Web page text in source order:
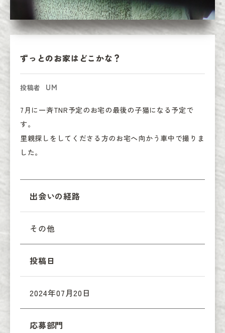
ずっとのお家はどこかな？
投稿者 UM
7月に一斉TNR予定のお宅の最後の子猫になる予定で
す。
里親探しをしてくださる方のお宅へ向かう車中で撮りま
した。
出会いの経路
その他
投稿日
2024年07月20日
応募部門